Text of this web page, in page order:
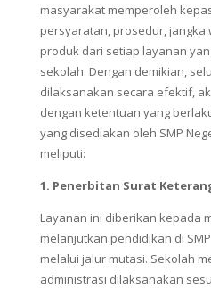
masyarakat memperoleh
persyaratan, prosedur, jangka
produk dari setiap layanan
sekolah. Dengan demikian,
dilaksanakan secara efektif,
dengan ketentuan yang
yang disediakan oleh SMP
meliputi:
1. Penerbitan Surat
Layanan ini diberikan kepada
melanjutkan pendidikan di
melalui jalur mutasi. Sekolah
administrasi dilaksanakan